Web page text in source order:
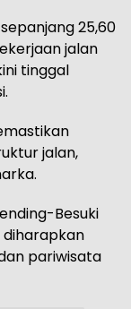
25,60
jalan
tinggal
jalan,
Besuki
diharapkan
pariwisata